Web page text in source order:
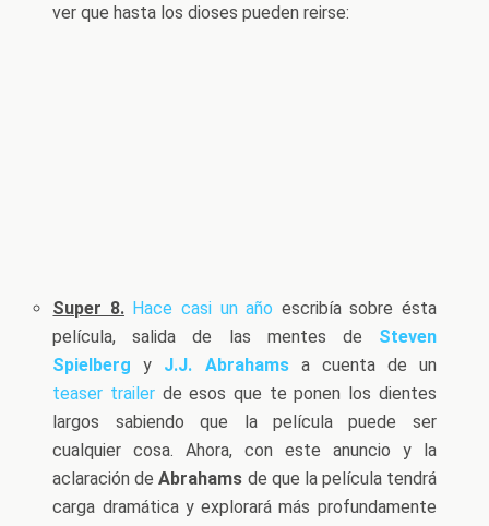
ver que hasta los dioses pueden reirse:
Super 8. Hace casi un año escribía sobre ésta
película, salida de las mentes de Steven
Spielberg y J.J. Abrahamsa cuenta de un
teaser trailer de esos que te ponen los dientes
largos sabiendo que la película puede ser
cualquier cosa. Ahora, con este anuncio y la
aclaración deAbrahams de que la película tendrá
carga dramática y explorará más profundamente